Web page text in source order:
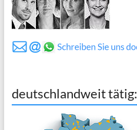
deutschlandweit tätig: